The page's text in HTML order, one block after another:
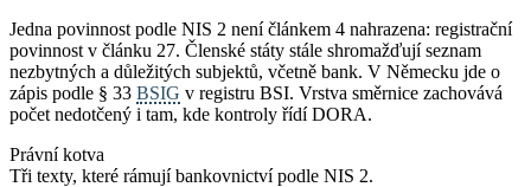
Jedna povinnost podle NIS 2 není článkem 4 nahrazena: registrační
povinnost v článku 27. Členské státy stále shromažďují seznam
nezbytných a důležitých subjektů, včetně bank. V Německu jde o
zápis podle § 33 BSIG v registru BSI. Vrstva směrnice zachovává
počet nedotčený i tam, kde kontroly řídí DORA.
Právní kotva
Tři texty, které rámují bankovnictví podle NIS 2.